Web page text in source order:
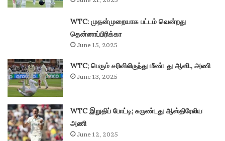
WTC: முதன்முறையாக பட்டம் வென்றது
தென்னாப்பிரிக்கா
June 15, 2025
WTC; பெரும் சரிவிலிருந்து மீண்டது ஆஸி., அணி
June 13, 2025
WTC இறுதிப் போட்டி; சுருண்டது ஆஸ்திரேலிய
அணி
June 12, 2025